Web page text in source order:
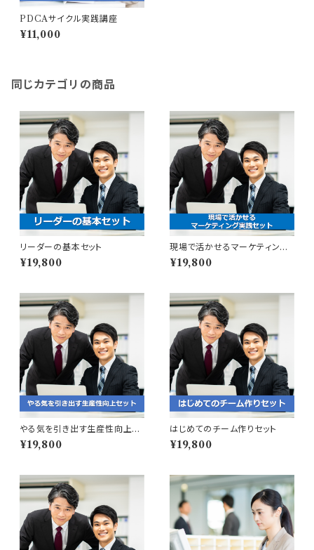
PDCAサイクル実践講座
¥11,000
同じカテゴリの商品
リーダーの基本セット
¥19,800
現場で活かせるマーケティング
実践セット
¥19,800
やる気を引き出す生産性向上セ
ット
¥19,800
はじめてのチーム作りセット
¥19,800